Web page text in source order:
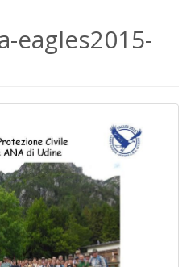
eagles2015-